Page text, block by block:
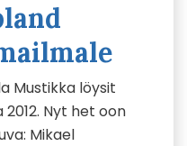
Mustikka löysit
Nyt het oon
Mikael